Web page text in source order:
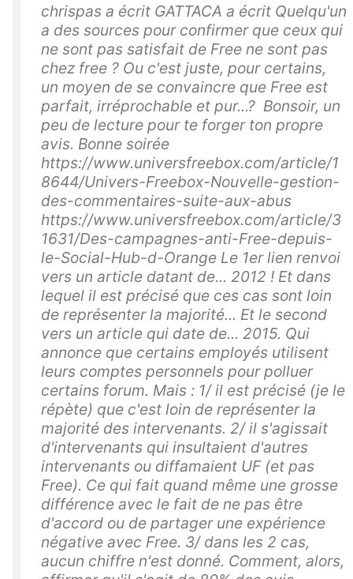
chrispas a écrit GATTACA a écrit Quelqu'un
a des sources pour confirmer que ceux qui
ne sont pas satisfait de Free ne sont pas
chez free ? Ou c'est juste, pour certains,
un moyen de se convaincre que Free est
parfait, irréprochable et pur...? Bonsoir, un
peu de lecture pour te forger ton propre
avis. Bonne soirée
https://www.universfreebox.com/article/1
8644/Univers-Freebox-Nouvelle-gestion-
des-commentaires-suite-aux-abus
https://www.universfreebox.com/article/3
1631/Des-campagnes-anti-Free-depuis-
le-Social-Hub-d-Orange Le 1er lien renvoi
vers un article datant de... 2012 ! Et dans
lequel il est précisé que ces cas sont loin
de représenter la majorité... Et le second
vers un article qui date de... 2015. Qui
annonce que certains employés utilisent
leurs comptes personnels pour polluer
certains forum. Mais : 1/ il est précisé (je le
répète) que c'est loin de représenter la
majorité des intervenants. 2/ il s'agissait
d'intervenants qui insultaient d'autres
intervenants ou diffamaient UF (et pas
Free). Ce qui fait quand même une grosse
différence avec le fait de ne pas être
d'accord ou de partager une expérience
négative avec Free. 3/ dans les 2 cas,
aucun chiffre n'est donné. Comment, alors,